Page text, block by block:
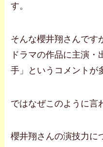
す。
そんな櫻井翔さんです
ドラマの作品に主演
手」というコメントが
ではなぜこのように言
櫻井翔さんの演技力に